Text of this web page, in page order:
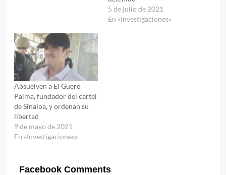
5 de julio de 2021
En «Investigaciones»
Absuelven a El Güero
Palma, fundador del cartel
de Sinaloa, y ordenan su
libertad
9 de mayo de 2021
En «Investigaciones»
Facebook Comments